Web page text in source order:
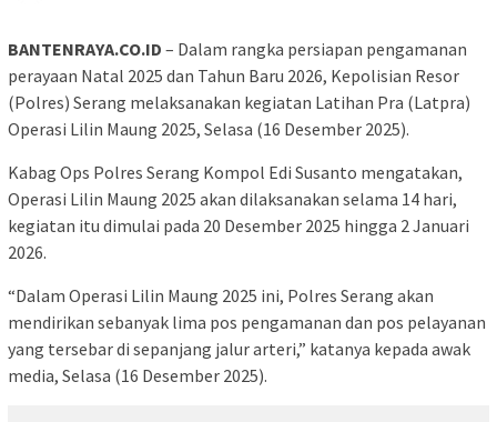
BANTENRAYA.CO.ID – Dalam rangka persiapan pengamanan
perayaan Natal 2025 dan Tahun Baru 2026, Kepolisian Resor
(Polres) Serang melaksanakan kegiatan Latihan Pra (Latpra)
Operasi Lilin Maung 2025, Selasa (16 Desember 2025).
Kabag Ops Polres Serang Kompol Edi Susanto mengatakan,
Operasi Lilin Maung 2025 akan dilaksanakan selama 14 hari,
kegiatan itu dimulai pada 20 Desember 2025 hingga 2 Januari
2026.
“Dalam Operasi Lilin Maung 2025 ini, Polres Serang akan
mendirikan sebanyak lima pos pengamanan dan pos pelayanan
yang tersebar di sepanjang jalur arteri,” katanya kepada awak
media, Selasa (16 Desember 2025).